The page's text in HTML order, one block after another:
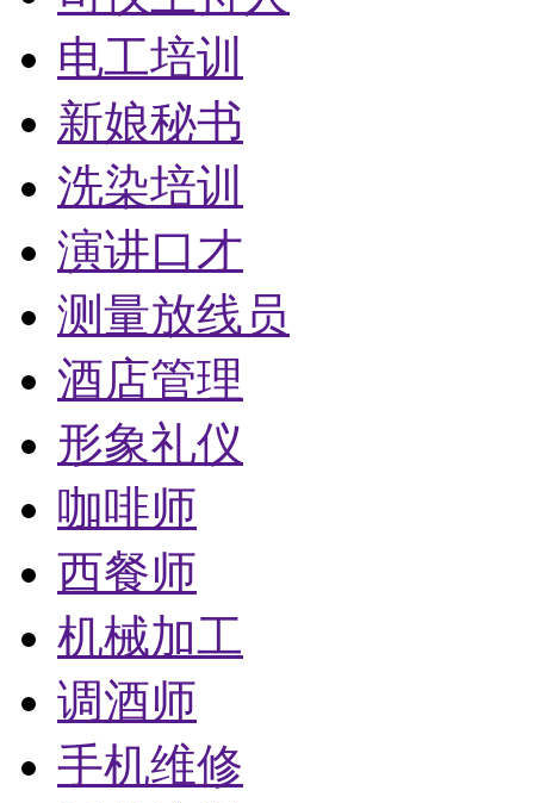
电工培训
新娘秘书
洗染培训
演讲口才
测量放线员
酒店管理
形象礼仪
咖啡师
西餐师
机械加工
调酒师
手机维修